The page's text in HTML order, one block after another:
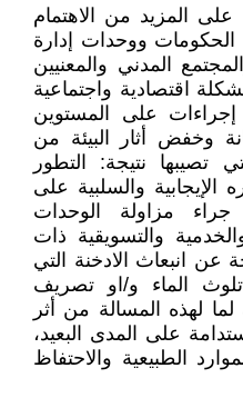
المزيد من الاهتمام
الحكومات ووحدات إدارة
المدني والمعنيين
اقتصادية واجتماعية
على المستوين
وخفض أثار البيئة من
تصيبها نتيجة: التطور
الإيجابية والسلبية على
جراء مزاولة الوحدات
والتسويقية ذات
عن انبعاث الادخنة التي
الماء و/او تصريف
لما لهذه المسالة من أثر
على المدى البعيد،
الطبيعية والاحتفاظ